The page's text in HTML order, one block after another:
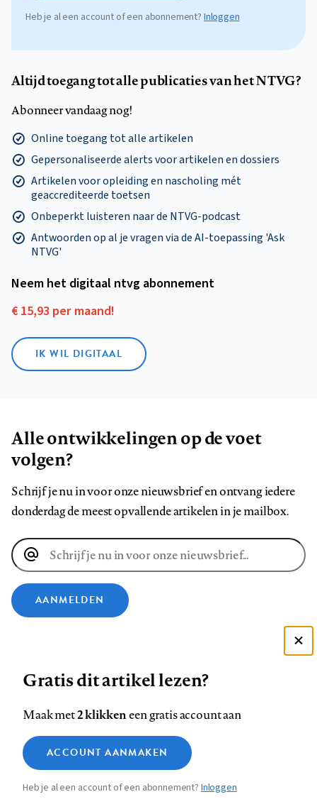
Heb je al een account of een abonnement?Inloggen
Altijd toegang tot alle publicaties van het NTVG?
Abonneer vandaag nog!
Online toegang tot alle artikelen
Gepersonaliseerde alerts voor artikelen en dossiers
Artikelen voor opleiding en nascholing mét
geaccrediteerde toetsen
Onbeperkt luisteren naar de NTVG-podcast
Antwoorden op al je vragen via de AI-toepassing 'Ask
NTVG'
Neem het digitaal ntvg abonnement
€ 15,93 per maand!
IK WIL DIGITAAL
Alle ontwikkelingen op de voet
volgen?
Schrijf je nu in voor onze nieuwsbrief en ontvang iedere
donderdag de meest opvallende artikelen in je mailbox.
E-
mailadres
AANMELDEN
ons
op
Facebook
ons
op
LinkedIn
ons
op
Bluesky
ons
op
Instagram
ons
op
YouTube
ons
Footer
navigation
Contact Colofon Disclaimer Privacy
Medische vragen verdienen
betrouwbare antwoorden
Gratis dit artikel lezen?
Maak met2 klikkeneen gratis account aan
ACCOUNT AANMAKEN
Heb je al een account of een abonnement?Inloggen
Zie onze cookie policy
Analytische cookies
Marketing cookies